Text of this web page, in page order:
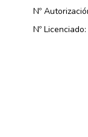
Nº
Nº Licenciado: